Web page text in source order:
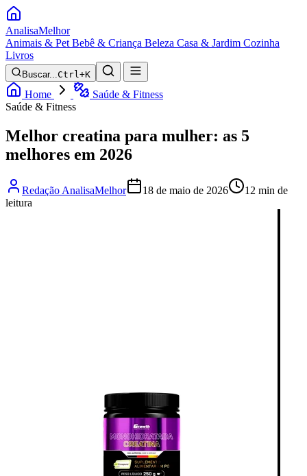
AnalisaMelhor
Animais & Pet Bebê & Criança Beleza Casa & Jardim Cozinha
Livros
Buscar...Ctrl+K
Home
Saúde & Fitness
Saúde & Fitness
Melhor creatina para mulher: as 5
melhores em 2026
Redação AnalisaMelhor 18 de maio de 2026
12 min de
leitura